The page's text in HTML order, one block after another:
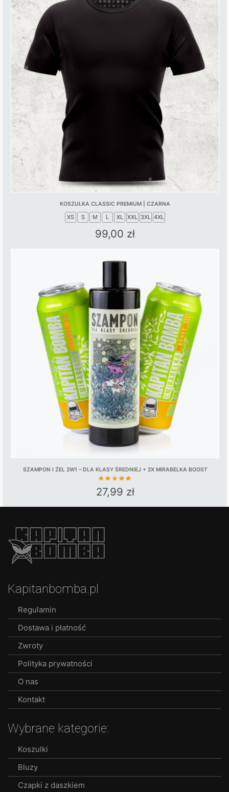
has
KOSZULKA CLASSIC PREMIUM | CZARNA
XS S M L XL XXL 3XL 4XL
99,00 zł
This
product
multiple
variants.
The
options
may
be
chosen
on
the
product
page
SZAMPON I ŻEL 2W1 – DLA KLASY ŚREDNIEJ + 2X MIRABELKA BOOST
27,99 zł
Kapitanbomba.pl
Regulamin
Dostawa i płatność
Zwroty
Polityka prywatności
O nas
Kontakt
Wybrane kategorie:
Koszulki
Bluzy
Czapki z daszkiem